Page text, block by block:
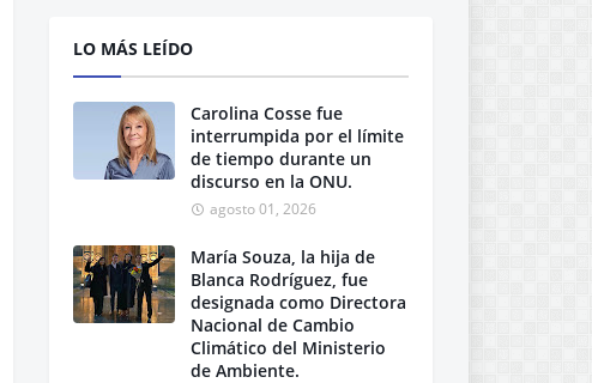
LO MÁS LEÍDO
Carolina Cosse fue
interrumpida por el límite
de tiempo durante un
discurso en la ONU.
agosto 01, 2026
María Souza, la hija de
Blanca Rodríguez, fue
designada como Directora
Nacional de Cambio
Climático del Ministerio
de Ambiente.